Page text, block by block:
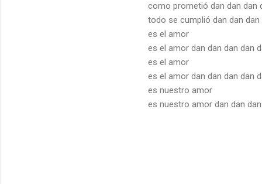
como prometió dan dan dan
todo se cumplió dan dan dan
es el amor
es el amor dan dan dan dan
es el amor
es el amor dan dan dan dan
es nuestro amor
es nuestro amor dan dan